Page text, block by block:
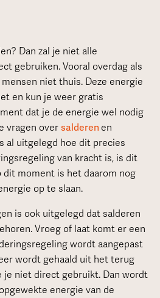
Dan zal je niet alle
gebruiken. Vooral overdag als
niet thuis. Deze energie
en kun je weer gratis
dat je de energie wel nodig
vragen over salderen en
al uitgelegd hoe dit precies
van kracht is, is dit
dit moment is het daarom nog
op te slaan.
is ook uitgelegd dat salderen
Vroeg of laat komt er een
wordt aangepast
wordt gehaald uit het terug
je niet direct gebruikt. Dan wordt
energie van de